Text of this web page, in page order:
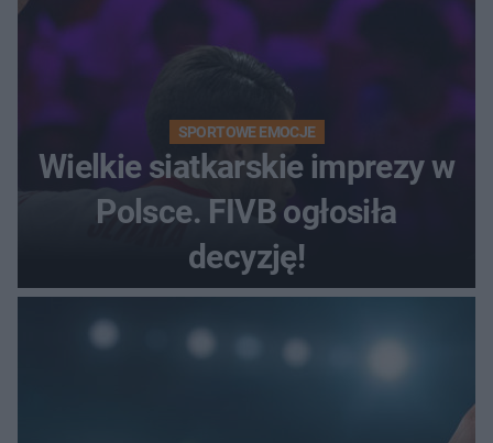
SPORTOWE EMOCJE
Wielkie siatkarskie imprezy w
Polsce. FIVB ogłosiła
decyzję!